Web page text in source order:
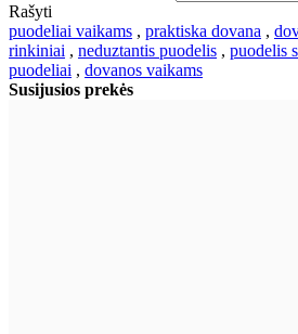
Rašyti
puodeliai vaikams , praktiska dovana ,
rinkiniai , neduztantis puodelis , puodelis
puodeliai , dovanos vaikams
Susijusios prekės